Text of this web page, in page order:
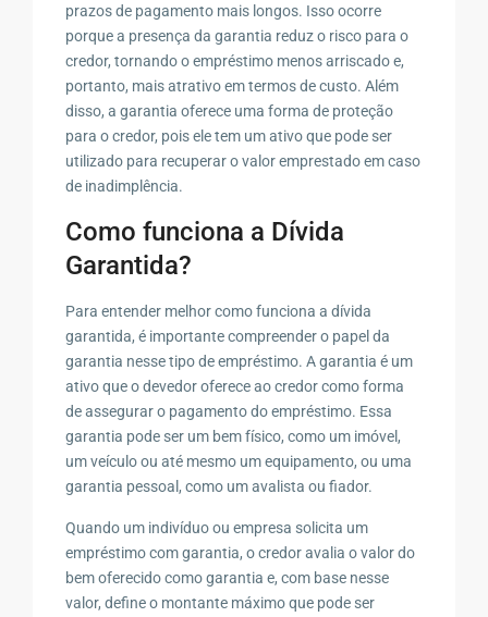
prazos de pagamento mais longos. Isso ocorre
porque a presença da garantia reduz o risco para o
credor, tornando o empréstimo menos arriscado e,
portanto, mais atrativo em termos de custo. Além
disso, a garantia oferece uma forma de proteção
para o credor, pois ele tem um ativo que pode ser
utilizado para recuperar o valor emprestado em caso
de inadimplência.
Como funciona a Dívida
Garantida?
Para entender melhor como funciona a dívida
garantida, é importante compreender o papel da
garantia nesse tipo de empréstimo. A garantia é um
ativo que o devedor oferece ao credor como forma
de assegurar o pagamento do empréstimo. Essa
garantia pode ser um bem físico, como um imóvel,
um veículo ou até mesmo um equipamento, ou uma
garantia pessoal, como um avalista ou fiador.
Quando um indivíduo ou empresa solicita um
empréstimo com garantia, o credor avalia o valor do
bem oferecido como garantia e, com base nesse
valor, define o montante máximo que pode ser